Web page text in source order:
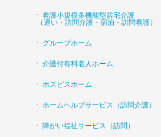
看護小規模多機能型居宅介護
（通い・訪問介護・宿泊・訪問看護）
グループホーム
介護付有料老人ホーム
ホスピスホーム
ホームヘルプサービス（訪問介護）
障がい福祉サービス（訪問）